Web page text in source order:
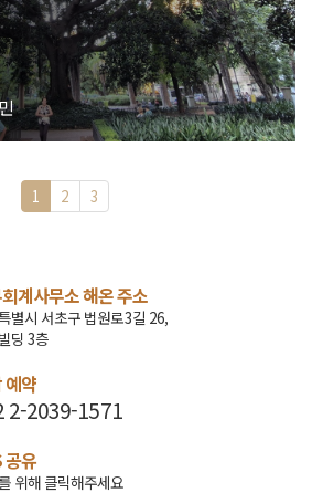
1 2 3
계사무소 해온 주소
별시 서초구 법원로3길 26,
딩 3층
예약
2-2039-1571
공유
위해 클릭해주세요